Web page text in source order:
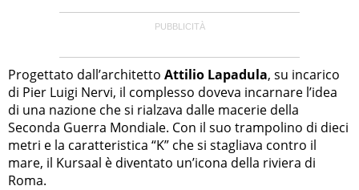
Progettato dall’architetto Attilio Lapadula, su incarico
di Pier Luigi Nervi, il complesso doveva incarnare l’idea
di una nazione che si rialzava dalle macerie della
Seconda Guerra Mondiale. Con il suo trampolino di dieci
metri e la caratteristica “K” che si stagliava contro il
mare, il Kursaal è diventato un’icona della riviera di
Roma.